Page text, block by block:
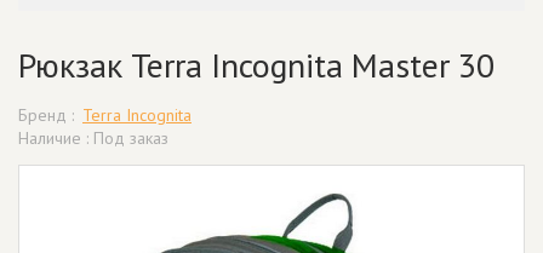
Рюкзак Terra Incognita Master 30
Бренд : Terra Incognita
Наличие : Под заказ